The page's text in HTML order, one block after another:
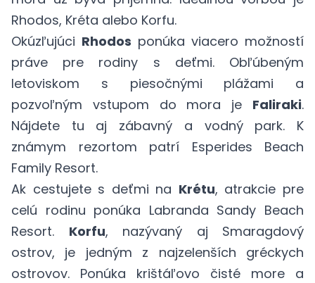
Rhodos, Kréta alebo Korfu.
Okúzľujúci Rhodos ponúka viacero možností
práve pre rodiny s deťmi. Obľúbeným
letoviskom s piesočnými plážami a
pozvoľným vstupom do mora je Faliraki.
Nájdete tu aj zábavný a vodný park. K
známym rezortom patrí Esperides Beach
Family Resort.
Ak cestujete s deťmi na Krétu, atrakcie pre
celú rodinu ponúka Labranda Sandy Beach
Resort. Korfu, nazývaný aj Smaragdový
ostrov, je jedným z najzelenších gréckych
ostrovov. Ponúka krištáľovo čisté more a